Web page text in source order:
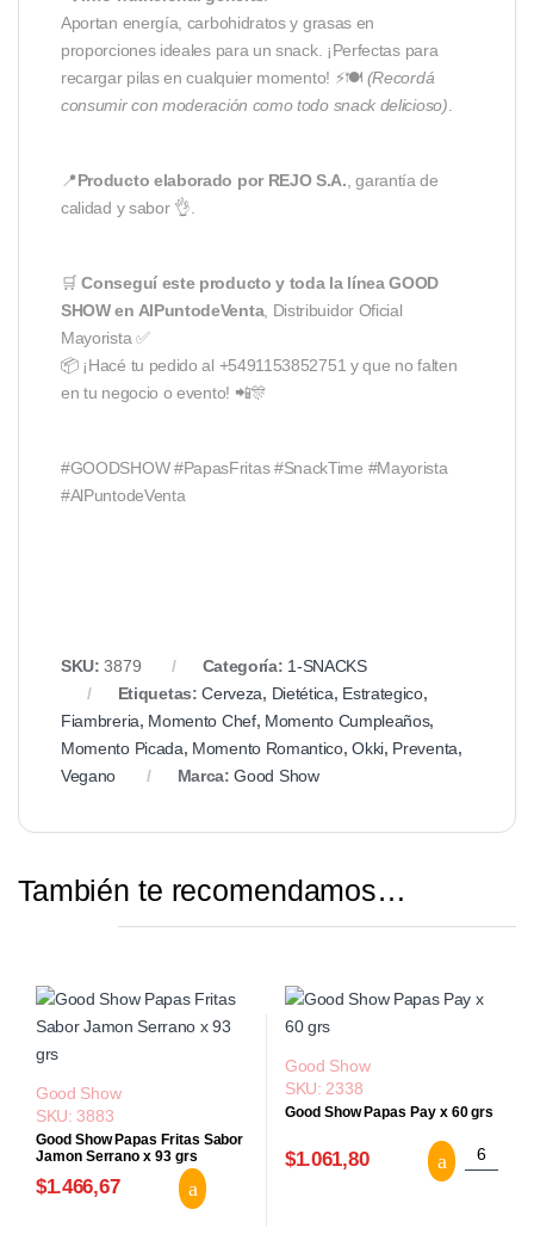
Aportan energía, carbohidratos y grasas en
proporciones ideales para un snack. ¡Perfectas para
recargar pilas en cualquier momento! ⚡🍽️ (Recordá
consumir con moderación como todo snack delicioso).
📍Producto elaborado por REJO S.A., garantía de
calidad y sabor 👌.
🛒Conseguí este producto y toda la línea GOOD
SHOW en AlPuntodeVenta, Distribuidor Oficial
Mayorista ✅
📦 ¡Hacé tu pedido al +5491153852751 y que no falten
en tu negocio o evento! 📲🎊
#GOODSHOW #PapasFritas #SnackTime #Mayorista
#AlPuntodeVenta
SKU:3879 Categoría: 1-SNACKS
Etiquetas:Cerveza, Dietética, Estrategico,
Fiambreria, Momento Chef, Momento Cumpleaños,
Momento Picada, Momento Romantico,Okki, Preventa,
Vegano
Marca:Good Show
También te recomendamos…
Good Show
SKU: 3883
Good Show Papas Fritas Sabor
Jamon Serrano x 93 grs
$1.466,67 Good Show Papas Fritas Sabor
Good Show
SKU: 2338
Good Show Papas Pay x 60 grs
$1.061,80 Good